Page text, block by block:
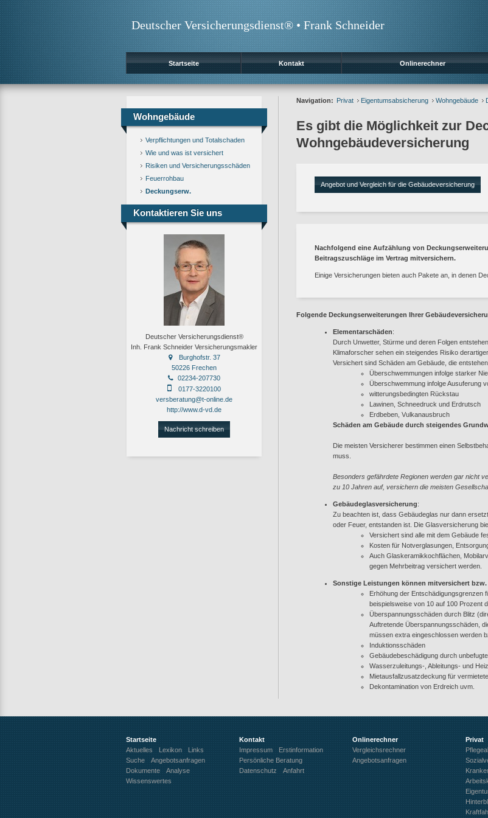
Deutscher Versicherungsdienst® • Frank Schneider
Startseite Kontakt Onlinerechner
Wohngebäude
Verpflichtungen und Totalschaden
Wie und was ist versichert
Risiken und Versicherungsschäden
Feuerrohbau
Deckungserw.
Kontaktieren Sie uns
Deutscher Versicherungsdienst®
Inh. Frank Schneider Versicherungsmakler
Burghofstr. 37
50226 Frechen
02234-207730
0177-3220100
versberatung@t-online.de
http://www.d-vd.de
Nachricht schreiben
Navigation: Privat Eigentumsabsicherung Wohngebäude
Es gibt die Möglichkeit zur
Wohngebäudeversicherung
Angebot und Vergleich für die Gebäudeversicherung
Nachfolgend eine Aufzählung von
Beitragszuschläge im Vertrag mitversichern.
Einige Versicherungen bieten auch Pakete an, in denen
Folgende Deckungserweiterungen Ihrer
Elementarschäden:
Durch Unwetter, Stürme und deren Folgen
Klimaforscher sehen ein steigendes Risiko
Versichert sind Schäden am Gebäude, die
Überschwemmungen infolge starker
Überschwemmung infolge Ausuferung
witterungsbedingten Rückstau
Lawinen, Schneedruck und Erdrutsch
Erdbeben, Vulkanausbruch
Schäden am Gebäude durch steigendes
Die meisten Versicherer bestimmen einen
muss.
Besonders gefährdete Regionen werden gar nicht
zu 10 Jahren auf, versichern die meisten
Gebäudeglasversicherung:
Zu beachten ist, dass Gebäudeglas nur dann
oder Feuer, entstanden ist. Die Glasversicherung
Versichert sind alle mit dem Gebäude
Kosten für Notverglasungen,
Auch Glaskeramikkochflächen,
gegen Mehrbeitrag versichert werden.
Sonstige Leistungen können mitversichert
Erhöhung der Entschädigungsgrenzen
beispielsweise von 10 auf 100 Prozent
Überspannungsschäden durch Blitz
Auftretende Überspannungsschäden,
müssen extra eingeschlossen werden
Induktionsschäden
Gebäudebeschädigung durch
Wasserzuleitungs-, Ableitungs- und
Mietausfallzusatzdeckung für
Dekontamination von Erdreich uvm.
Startseite
Aktuelles
Lexikon
Links
Suche
Angebotsanfragen
Dokumente
Analyse
Wissenswertes
Kontakt
Impressum
Erstinformation
Persönliche Beratung
Datenschutz
Anfahrt
Onlinerechner
Vergleichsrechner
Angebotsanfragen
Privat